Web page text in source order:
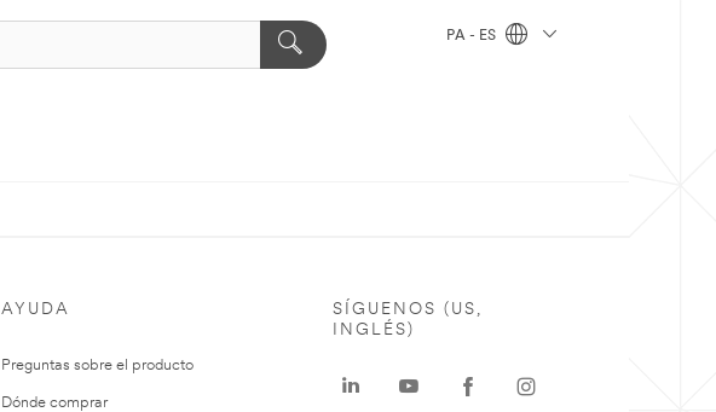
PA - ES
AYUDA
Preguntas sobre el producto
Dónde comprar
SÍGUENOS (US,
INGLÉS)